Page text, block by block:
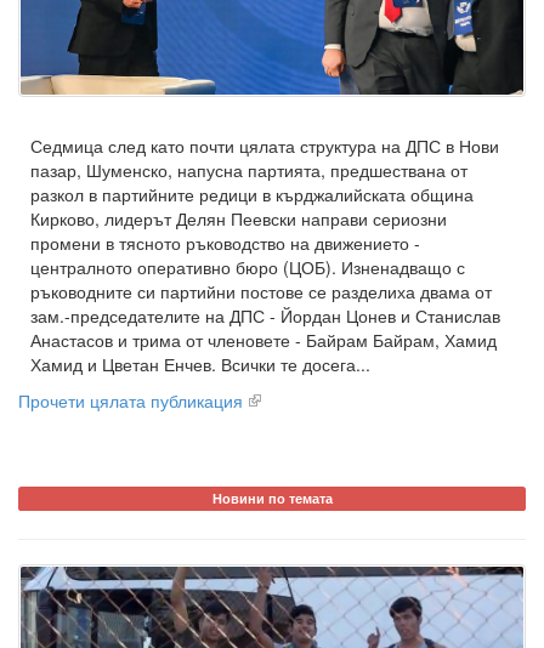
Седмица след като почти цялата структура на ДПС в Нови
пазар, Шуменско, напусна партията, предшествана от
разкол в партийните редици в кърджалийската община
Кирково, лидерът Делян Пеевски направи сериозни
промени в тясното ръководство на движението -
централното оперативно бюро (ЦОБ). Изненадващо с
ръководните си партийни постове се разделиха двама от
зам.-председателите на ДПС - Йордан Цонев и Станислав
Анастасов и трима от членовете - Байрам Байрам, Хамид
Хамид и Цветан Енчев. Всички те досега...
Прочети цялата публикация
Новини по темата